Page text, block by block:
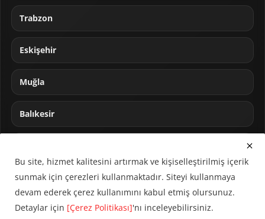
Trabzon
Eskişehir
Muğla
Balıkesir
Bu site, hizmet kalitesini artırmak ve kişiselleştirilmiş içerik
sunmak için çerezleri kullanmaktadır. Siteyi kullanmaya
devam ederek çerez kullanımını kabul etmiş olursunuz.
Detaylar için [Çerez Politikası]'nı inceleyebilirsiniz.